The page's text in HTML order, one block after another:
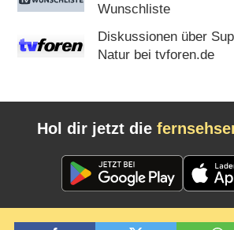
Wunschliste
Diskussionen über
Natur bei tvforen.de
Hol dir jetzt die